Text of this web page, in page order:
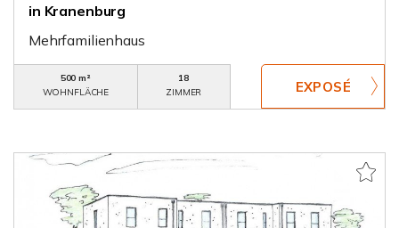
in Kranenburg
Mehrfamilienhaus
500 m²
WOHNFLÄCHE
18
ZIMMER